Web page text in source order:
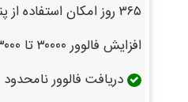
۳۶۵ روز امکان استفاده از پنل
افزایش فالوور ۳۰۰۰۰ تا ۵۳۰۰۰ نفر
دریافت فالوور نامحدود